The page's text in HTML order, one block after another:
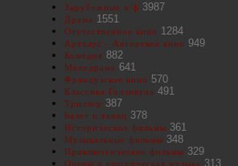
Зарубежные х/ф 3987
Драма 1551
Отечественное кино 1284
Артхаус - Авторское кино 949
Комедия 882
Мелодрама 641
Французское кино 570
Классика Голливуда 491
Триллер 387
Балет и танец 378
Исторические фильмы 361
Музыкальные фильмы 348
Приключенческие фильмы 329
Оперы и классическая музыка 313